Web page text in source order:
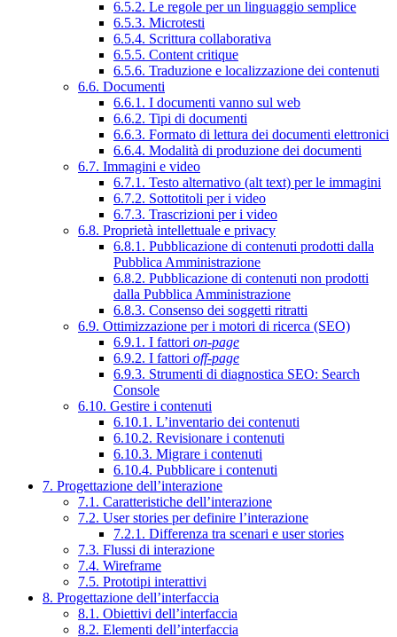
6.5.2. Le regole per un linguaggio semplice
6.5.3. Microtesti
6.5.4. Scrittura collaborativa
6.5.5. Content critique
6.5.6. Traduzione e localizzazione dei contenuti
6.6. Documenti
6.6.1. I documenti vanno sul web
6.6.2. Tipi di documenti
6.6.3. Formato di lettura dei documenti elettronici
6.6.4. Modalità di produzione dei documenti
6.7. Immagini e video
6.7.1. Testo alternativo (alt text) per le immagini
6.7.2. Sottotitoli per i video
6.7.3. Trascrizioni per i video
6.8. Proprietà intellettuale e privacy
6.8.1. Pubblicazione di contenuti prodotti dalla
Pubblica Amministrazione
6.8.2. Pubblicazione di contenuti non prodotti
dalla Pubblica Amministrazione
6.8.3. Consenso dei soggetti ritratti
6.9. Ottimizzazione per i motori di ricerca (SEO)
6.9.1. I fattori on-page
6.9.2. I fattori off-page
6.9.3. Strumenti di diagnostica SEO: Search
Console
6.10. Gestire i contenuti
6.10.1. L’inventario dei contenuti
6.10.2. Revisionare i contenuti
6.10.3. Migrare i contenuti
6.10.4. Pubblicare i contenuti
7. Progettazione dell’interazione
7.1. Caratteristiche dell’interazione
7.2. User stories per definire l’interazione
7.2.1. Differenza tra scenari e user stories
7.3. Flussi di interazione
7.4. Wireframe
7.5. Prototipi interattivi
8. Progettazione dell’interfaccia
8.1. Obiettivi dell’interfaccia
8.2. Elementi dell’interfaccia